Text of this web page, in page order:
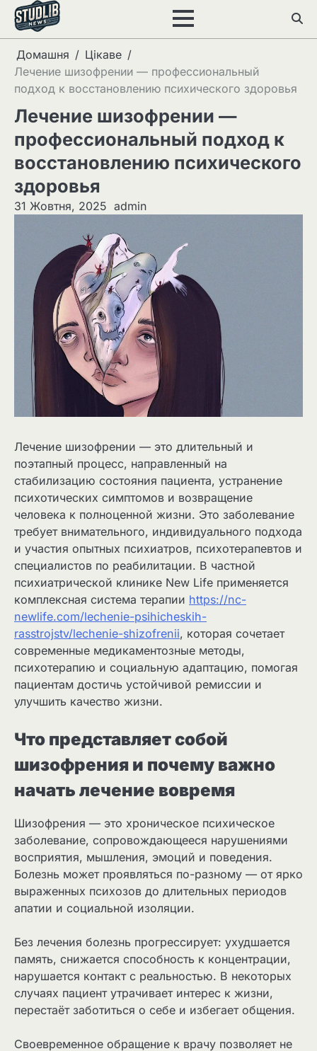
Перейти
вмісту
Домашня
Цікаве
Лечение шизофрении — профессиональный
подход к восстановлению психического здоровья
Лечение шизофрении —
профессиональный подход к
восстановлению психического
здоровья
31 Жовтня, 2025 admin
Лечение шизофрении — это длительный и
поэтапный процесс, направленный на
стабилизацию состояния пациента, устранение
психотических симптомов и возвращение
человека к полноценной жизни. Это заболевание
требует внимательного, индивидуального подхода
и участия опытных психиатров, психотерапевтов и
специалистов по реабилитации. В частной
психиатрической клинике New Life применяется
комплексная система терапии https://nc-
newlife.com/lechenie-psihicheskih-
rasstrojstv/lechenie-shizofrenii, которая сочетает
современные медикаментозные методы,
психотерапию и социальную адаптацию, помогая
пациентам достичь устойчивой ремиссии и
улучшить качество жизни.
Что представляет собой
шизофрения и почему важно
начать лечение вовремя
Шизофрения — это хроническое психическое
заболевание, сопровождающееся нарушениями
восприятия, мышления, эмоций и поведения.
Болезнь может проявляться по-разному — от ярко
выраженных психозов до длительных периодов
апатии и социальной изоляции.
Без лечения болезнь прогрессирует: ухудшается
память, снижается способность к концентрации,
нарушается контакт с реальностью. В некоторых
случаях пациент утрачивает интерес к жизни,
перестаёт заботиться о себе и избегает общения.
Своевременное обращение к врачу позволяет не